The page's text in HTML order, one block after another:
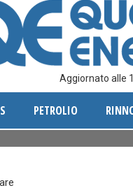
Aggiornato alle
PETROLIO